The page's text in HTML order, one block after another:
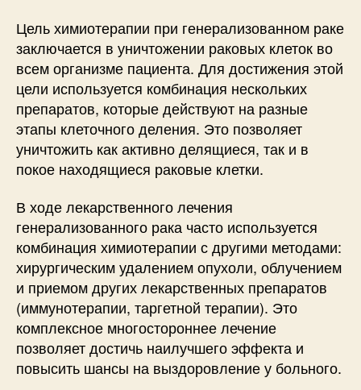
Цель химиотерапии при генерализованном раке
заключается в уничтожении раковых клеток во
всем организме пациента. Для достижения этой
цели используется комбинация нескольких
препаратов, которые действуют на разные
этапы клеточного деления. Это позволяет
уничтожить как активно делящиеся, так и в
покое находящиеся раковые клетки.
В ходе лекарственного лечения
генерализованного рака часто используется
комбинация химиотерапии с другими методами:
хирургическим удалением опухоли, облучением
и приемом других лекарственных препаратов
(иммунотерапии, таргетной терапии). Это
комплексное многостороннее лечение
позволяет достичь наилучшего эффекта и
повысить шансы на выздоровление у больного.